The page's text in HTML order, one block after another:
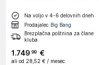
Na voljo v 4-6 delovnih dneh
Prodajalec Big Bang
Brezplačna poštnina za člane
kluba
1 .749 99 €
ali od 28,52 € / mesec